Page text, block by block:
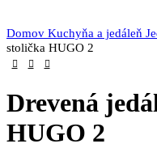
Domov Kuchyňa a jedáleň
stolička HUGO 2
Drevená
HUGO 2